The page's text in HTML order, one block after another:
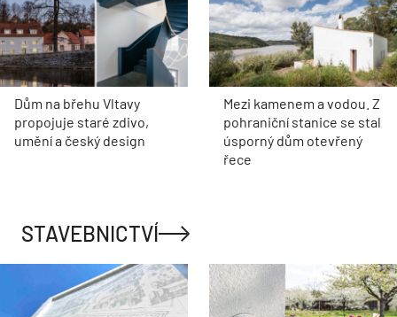
Dům na břehu Vltavy
propojuje staré zdivo,
umění a český design
Mezi kamenem a vodou. Z
pohraniční stanice se stal
úsporný dům otevřený
řece
STAVEBNICTVÍ